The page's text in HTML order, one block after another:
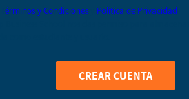
Términos y Condicionesy Política de Privacidad
CREAR CUENTA